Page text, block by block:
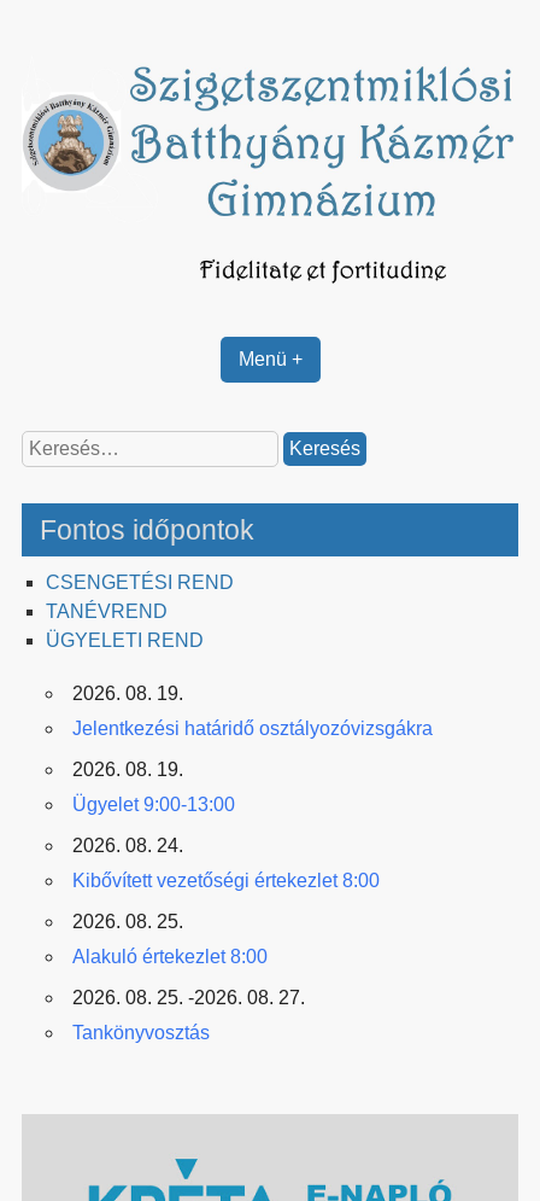
Menü +
Keresés:
Fontos időpontok
CSENGETÉSI REND
TANÉVREND
ÜGYELETI REND
2026. 08. 19.
Jelentkezési határidő osztályozóvizsgákra
2026. 08. 19.
Ügyelet 9:00-13:00
2026. 08. 24.
Kibővített vezetőségi értekezlet 8:00
2026. 08. 25.
Alakuló értekezlet 8:00
2026. 08. 25. -2026. 08. 27.
Tankönyvosztás